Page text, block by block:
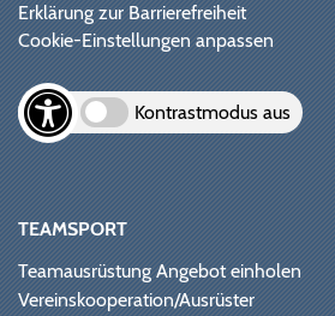
Erklärung zur Barrierefreiheit
Cookie-Einstellungen anpassen
Kontrastmodus aus
TEAMSPORT
Teamausrüstung Angebot einholen
Vereinskooperation/Ausrüster